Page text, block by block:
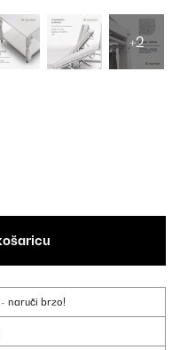
+2
naruči brzo!